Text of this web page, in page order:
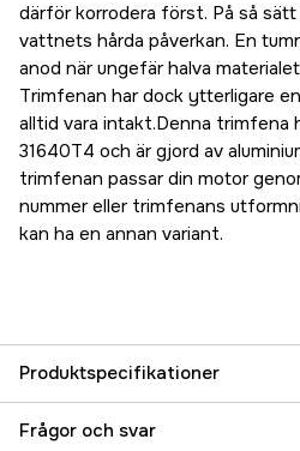
därför korrodera först. På så
vattnets hårda påverkan. En
anod när ungefär halva
Trimfenan har dock ytterligare
alltid vara intakt.Denna trimfena
31640T4 och är gjord av
trimfenan passar din motor
nummer eller trimfenans
kan ha en annan variant.
Produktspecifikationer
Referensnummer
Frågor och svar